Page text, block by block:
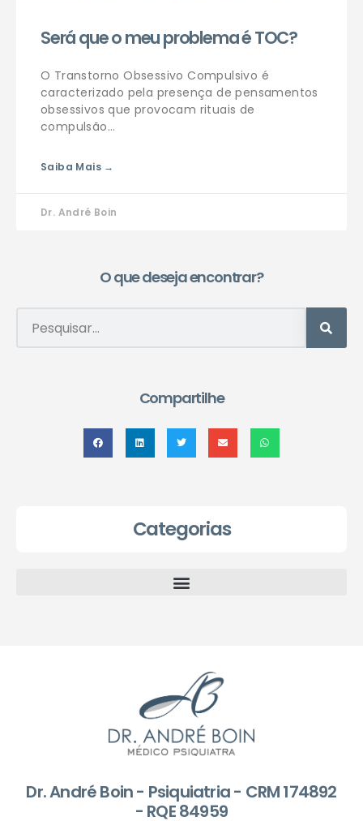
Será que o meu problema é TOC?
O Transtorno Obsessivo Compulsivo é
caracterizado pela presença de pensamentos
obsessivos que provocam rituais de
compulsão…
Saiba Mais →
Dr. André Boin
O que deseja encontrar?
Compartilhe
Categorias
Dr. André Boin - Psiquiatria - CRM 174892
- RQE 84959